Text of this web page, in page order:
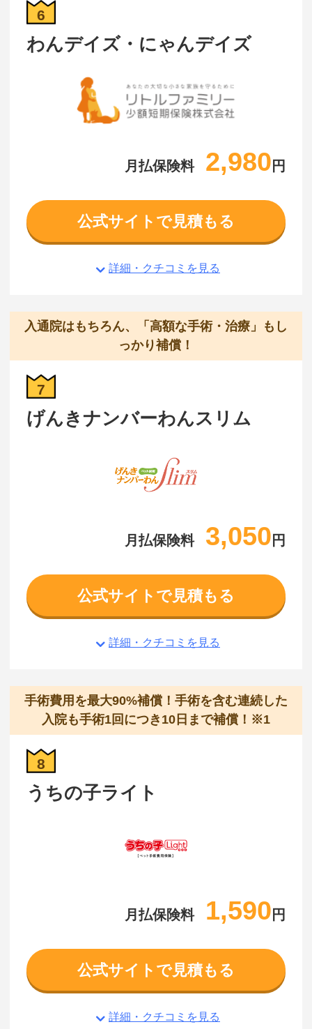
6
わんデイズ・にゃんデイズ
月払保険料 2,980 円
公式サイトで見積もる
詳細・クチコミを見る
入通院はもちろん、「高額な手術・治療」もし
っかり補償！
7
げんきナンバーわんスリム
月払保険料 3,050 円
公式サイトで見積もる
詳細・クチコミを見る
手術費用を最大90%補償！手術を含む連続した
入院も手術1回につき10日まで補償！※1
8
うちの子ライト
月払保険料 1,590 円
公式サイトで見積もる
詳細・クチコミを見る